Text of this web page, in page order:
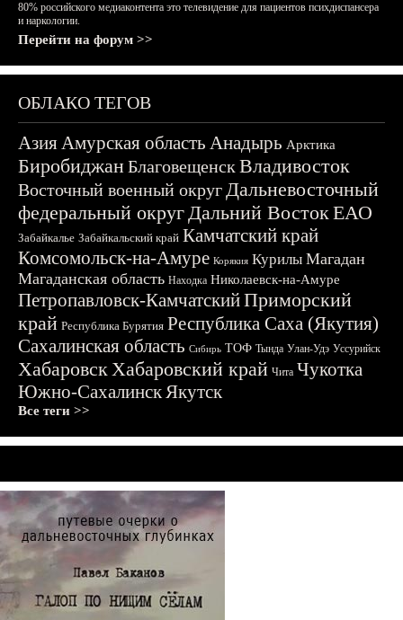
80% российского медиаконтента это телевидение для пациентов психдиспансера
и наркологии.
Перейти на форум >>
ОБЛАКО ТЕГОВ
АзияАмурская область Анадырь Арктика
БиробиджанБлаговещенскВладивосток
Восточный военный округДальневосточный
федеральный округДальний ВостокЕАО
Забайкалье Забайкальский край Камчатский край
Комсомольск-на-Амуре Корякия Курилы Магадан
Магаданская область Находка Николаевск-на-Амуре
Петропавловск-КамчатскийПриморский
край Республика Бурятия Республика Саха (Якутия)
Сахалинская область Сибирь ТОФ Тында Улан-Удэ Уссурийск
ХабаровскХабаровский край Чита Чукотка
Южно-СахалинскЯкутск
Все теги >>